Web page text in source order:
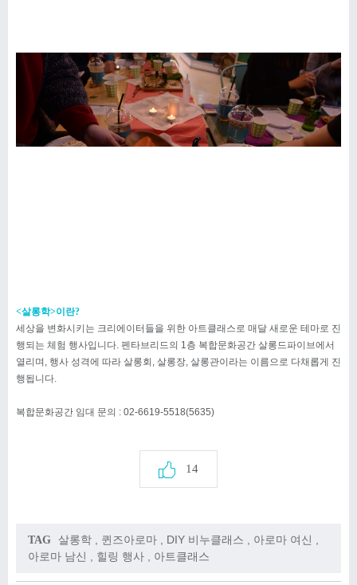
<살롱학>이란?
세상을 변화시키는 크리에이터들을 위한 아트클래스로 매달 새로운 테마로 진
행되는 체험 행사입니다. 펜타브리드의 1층 복합문화공간 살롱드파이브에서
열리며, 행사 성격에 따라 살롱회, 살롱장, 살롱관이라는 이름으로 다채롭게 진
행됩니다.
복합문화공간 임대 문의 : 02-6619-5518(5635)
14
TAG 살롱학 , 퀸즈아로마 , DIY 비누클래스 , 아로마 여신 ,
아로마 남신 , 힐링 행사 , 아트클래스